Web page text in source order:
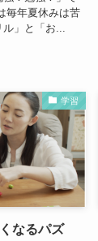
毎年夏休みは苦
ル」と「お...
学習
なるパズ